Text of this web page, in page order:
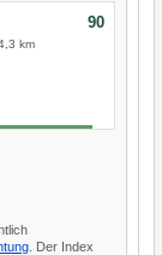
km
90
. Der Index